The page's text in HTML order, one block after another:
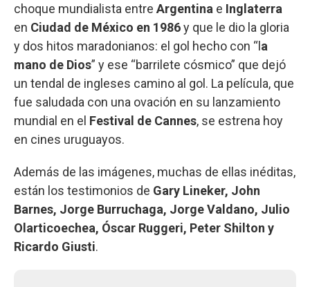
choque mundialista entre Argentina e Inglaterra
en Ciudad de México en 1986y que le dio la gloria
y dos hitos maradonianos: el gol hecho con “l a
mano de Dios” y ese “barrilete cósmico” que dejó
un tendal de ingleses camino al gol. La película, que
fue saludada con una ovación en su lanzamiento
mundial en el Festival de Cannes, se estrena hoy
en cines uruguayos.
Además de las imágenes, muchas de ellas inéditas,
están los testimonios de Gary Lineker, John
Barnes, Jorge Burruchaga, Jorge Valdano, Julio
Olarticoechea, Óscar Ruggeri, Peter Shilton y
Ricardo Giusti.